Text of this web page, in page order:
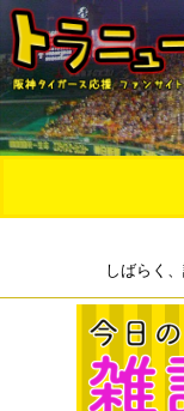
しばらく